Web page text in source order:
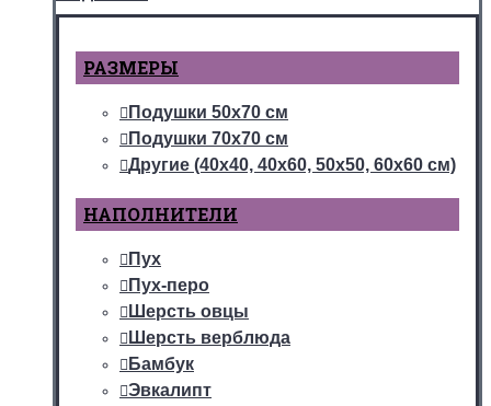
РАЗМЕРЫ
Подушки 50х70 см
Подушки 70х70 см
Другие (40х40, 40х60, 50х50, 60х60 см)
НАПОЛНИТЕЛИ
Пух
Пух-перо
Шерсть овцы
Шерсть верблюда
Бамбук
Эвкалипт